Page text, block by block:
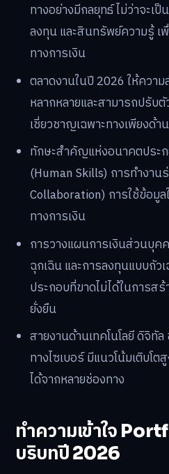
ทางอย่างมีกลยุทธ์ ไม่ว่าจะเ
ลงทุน และสินทรัพย์ความรู้ เ
ทางการเงิน
ตลาดงานในปี 2026 ให้คว
หลากหลายและสามารถปรับ
เชี่ยวชาญเฉพาะทางเพียงด้า
ทักษะสำคัญแห่งอนาคตประ
(Human Skills) การทำงาน
Collaboration) การใช้ข้อมู
ทางการเงิน
การวางแผนการเงินส่วนบุค
ฉุกเฉิน และการลงทุนแบบถัว
ประกอบที่ขาดไม่ได้ในการส
ยั่งยืน
สายงานด้านเทคโนโลยี ดิจิทั
ทางไซเบอร์ มีแนวโน้มเติบโ
ได้จากหลายช่องทาง
ทำความเข้าใจ
บริบทปี 2026